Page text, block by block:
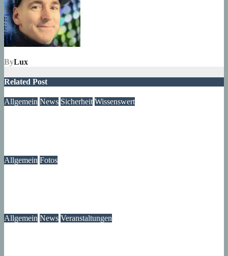
ByLux
Related Post
Allgemein News Sicherheit Wissenswert
Allgemein Fotos
Allgemein News Veranstaltungen